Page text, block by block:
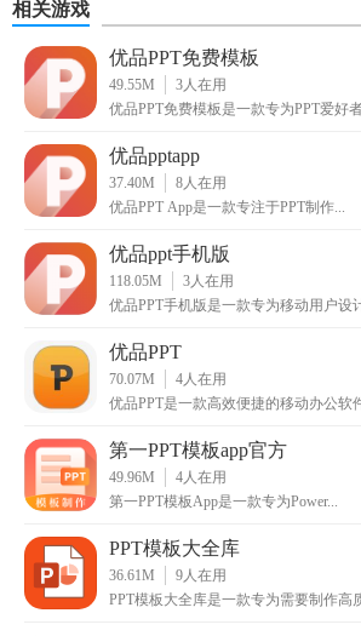
3. 实时更新：定期更新模板库，确保用
4. 在线编辑：支持在线编辑功能，用户
模板内容，节省时间。
5. 一键下载：支持一键下载所选模板，
【优品ppt模板app亮点】
1. 精美设计：所有模板均经过专业设计
觉效果出色。
2. 高效便捷：简化PPT制作过程，用户
大提高效率。
3. 个性化定制：用户可以根据自身需求
调整，打造独一无二的PPT。
4. 跨平台兼容：支持多种设备和操作系
机、平板或电脑上无缝使用。
5. 优质服务：提供24小时客服支持，解
相关游戏
优品PPT免费模板
49.55M 3人在用
优品PPT免费模板是一款专为PPT爱好
优品pptapp
37.40M 8人在用
优品PPT App是一款专注于PPT制作...
优品ppt手机版
118.05M 3人在用
优品PPT手机版是一款专为移动用户设
优品PPT
70.07M 4人在用
优品PPT是一款高效便捷的移动办公软
第一PPT模板app官方
49.96M 4人在用
第一PPT模板App是一款专为Power...
PPT模板大全库
36.61M 9人在用
PPT模板大全库是一款专为需要制作高